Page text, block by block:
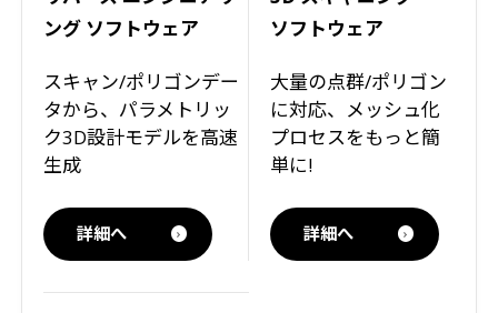
ング ソフトウェア
スキャン/ポリゴンデー
タから、パラメトリッ
ク3D設計モデルを高速
生成
詳細へ
ソフトウェア
大量の点群/ポリゴン
に対応、メッシュ化
プロセスをもっと簡
単に!
詳細へ